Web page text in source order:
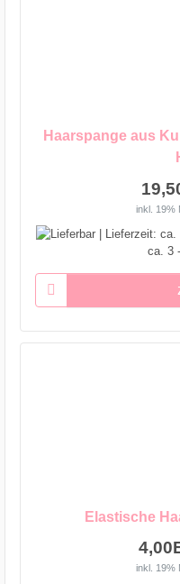
Haarspange aus
inkl. 19%
ca. 3
Elastische
inkl. 19%